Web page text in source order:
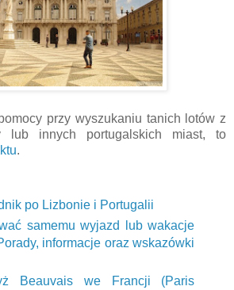
przy wyszukaniu tanich lotów z
lub innych portugalskich miast, to
.
po Lizbonie i Portugalii
samemu wyjazd lub wakacje
informacje oraz wskazówki
Beauvais we Francji (Paris